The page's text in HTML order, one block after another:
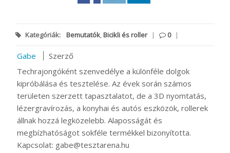
Kategóriák: Bemutatók,Bicikli és roller | 0 |
Gabe
Szerző
Techrajongóként szenvedélye a különféle dolgok
kipróbálása és tesztelése. Az évek során számos
területen szerzett tapasztalatot, de a 3D nyomtatás,
lézergravírozás, a konyhai és autós eszközök, rollerek
állnak hozzá legközelebb. Alaposságát és
megbízhatóságot sokféle termékkel bizonyította.
Kapcsolat: gabe@tesztarena.hu